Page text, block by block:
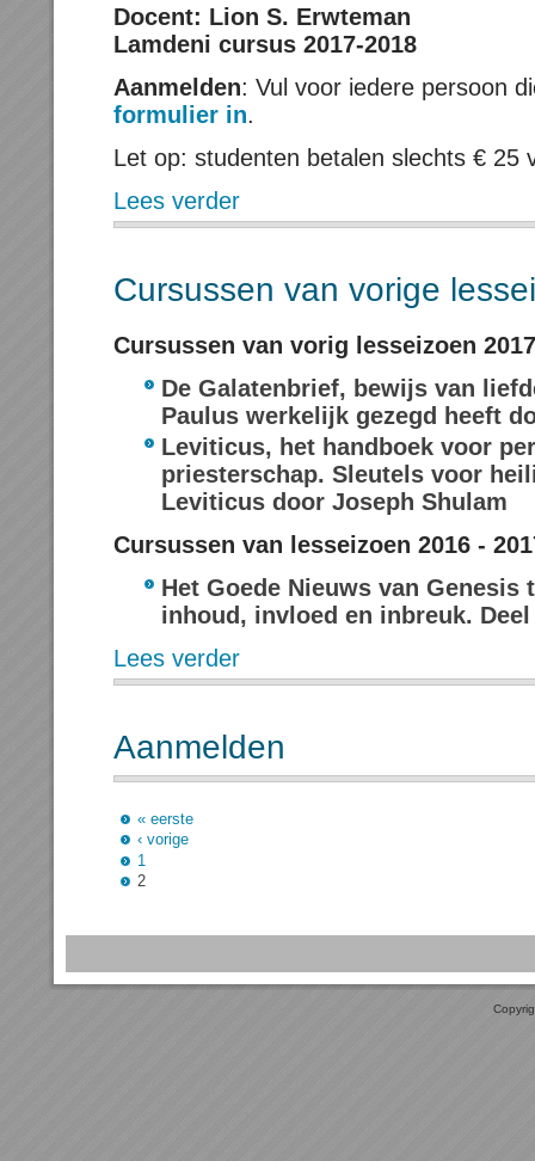
Docent: Lion S. Erwteman
Lamdeni cursus 2017-2018
Aanmelden: Vul voor iedere persoon
formulier in.
Let op: studenten betalen slechts € 25
Lees verder
Cursussen van vorige
Cursussen van vorig lesseizoen
De Galatenbrief, bewijs van
Paulus werkelijk gezegd heeft
Leviticus, het handboek voor
priesterschap. Sleutels voor
Leviticus door Joseph Shulam
Cursussen van lesseizoen 2016 -
Het Goede Nieuws van Genesis
inhoud, invloed en inbreuk.
Lees verder
Aanmelden
« eerste
‹ vorige
1
2